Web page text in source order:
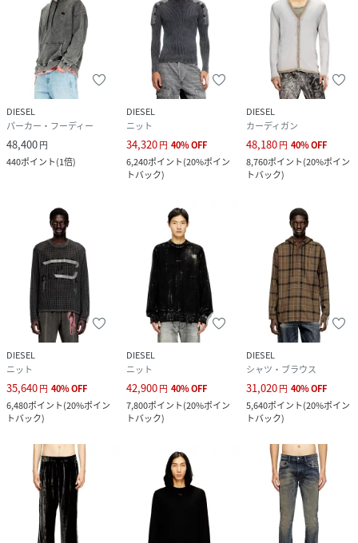
DIESEL
パーカー・フーディー
48,400円
440ポイント(1倍)
DIESEL
ニット
34,320円 40%OFF
6,240ポイント(20%ポイン
トバック)
DIESEL
カーディガン
48,180円 40%OFF
8,760ポイント(20%ポイン
トバック)
DIESEL
ニット
35,640円 40%OFF
6,480ポイント(20%ポイン
トバック)
DIESEL
ニット
42,900円 40%OFF
7,800ポイント(20%ポイン
トバック)
DIESEL
シャツ・ブラウス
31,020円 40%OFF
5,640ポイント(20%ポイン
トバック)